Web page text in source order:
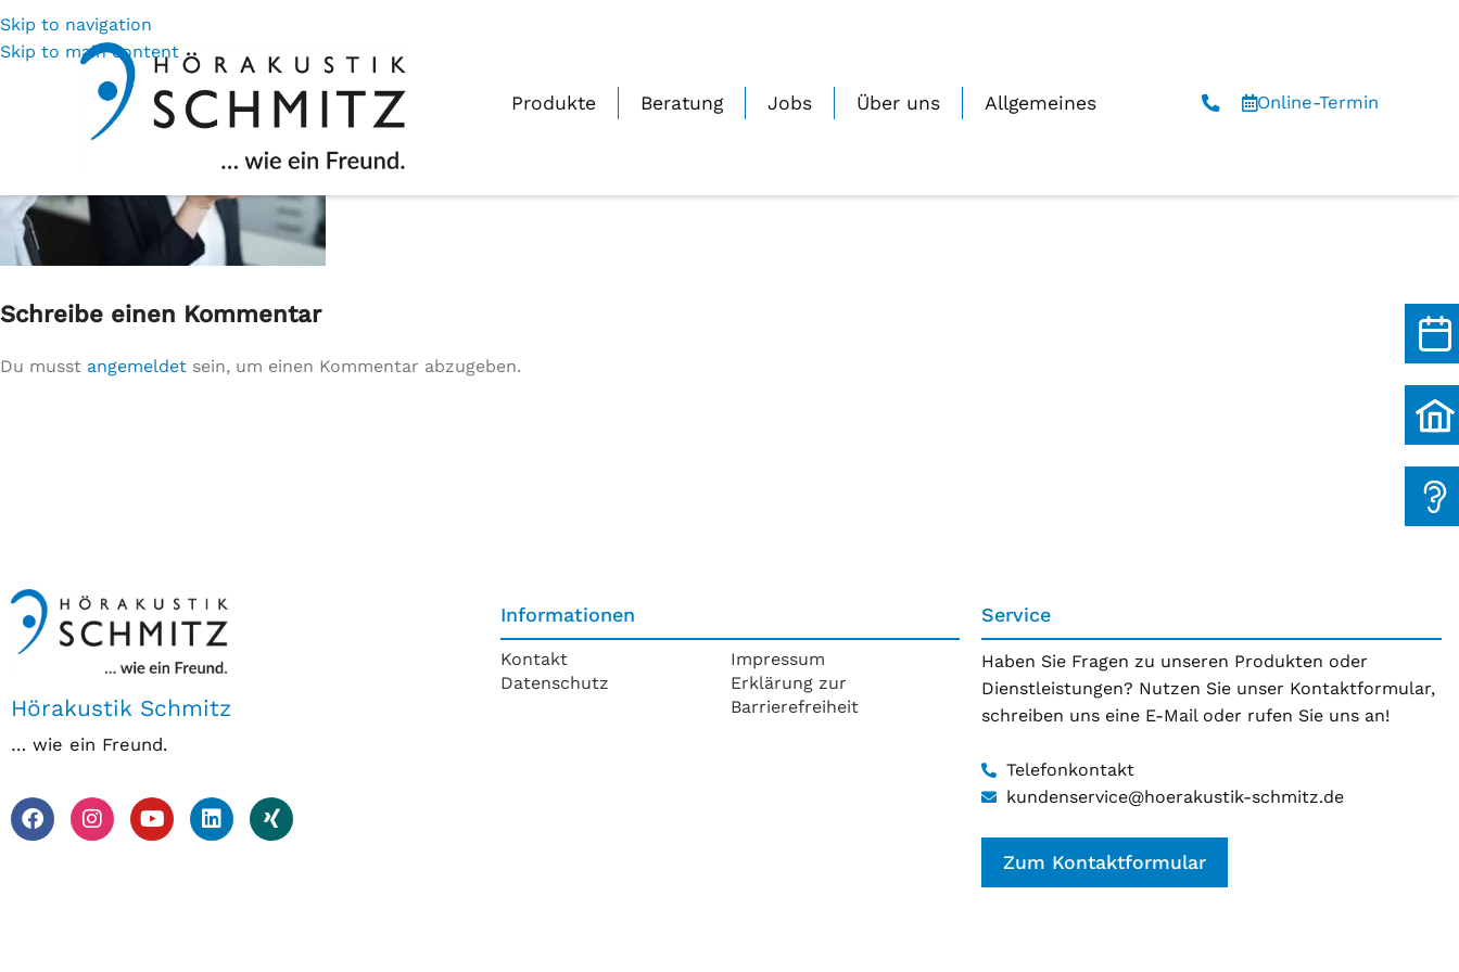
Skip to navigation
Skip to main content
Produkte Beratung Jobs Über uns Allgemeines Online-Termin
Schreibe einen Kommentar
Du musst angemeldet sein, um einen Kommentar abzugeben.
Hörakustik Schmitz
… wie ein Freund.
Informationen
Kontakt
Datenschutz
Impressum
Erklärung zur
Barrierefreiheit
Service
Haben Sie Fragen zu unseren Produkten oder
Dienstleistungen? Nutzen Sie unser Kontaktformular,
schreiben uns eine E-Mail oder rufen Sie uns an!
Telefonkontakt
kundenservice@hoerakustik-schmitz.de
Zum Kontaktformular